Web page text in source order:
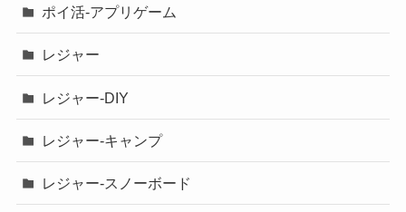
ポイ活-アプリゲーム
レジャー
レジャー-DIY
レジャー-キャンプ
レジャー-スノーボード